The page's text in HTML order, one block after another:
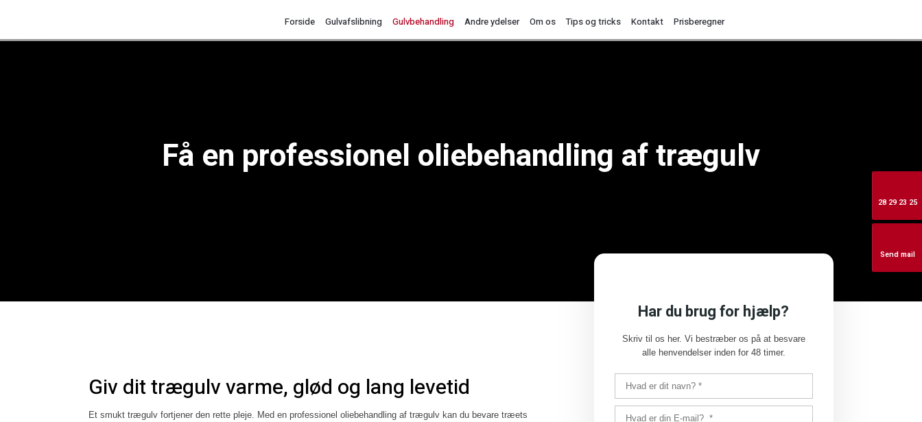
Forside Gulvafslibning Gulvbehandling Andre ydelser Om os Tips og tricks Kontakt Prisberegner
Få en professionel oliebehandling af trægulv
28 29 23 25
Send mail
Giv dit trægulv varme, glød og lang levetid
Et smukt trægulv fortjener den rette pleje. Med en professionel oliebehandling af trægulv kan du bevare træets
Har du brug for hjælp?
Skriv til os her. Vi bestræber os på at besvare
alle henvendelser inden for 48 timer.